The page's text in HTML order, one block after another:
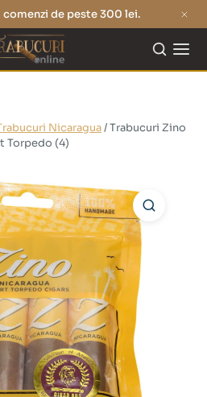
de peste 300 lei.
Nicaragua/ Trabucuri Zino
Torpedo (4)